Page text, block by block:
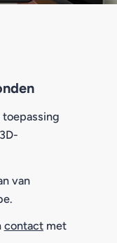
van
contactmet